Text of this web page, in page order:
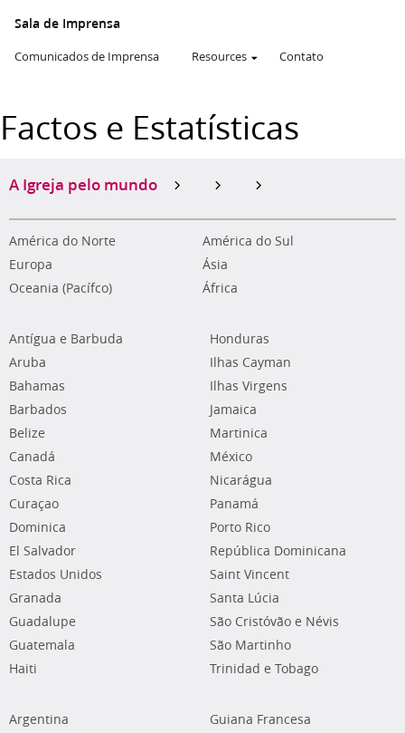
Sala de Imprensa
Comunicados de Imprensa Resources Contato
Factos e Estatísticas
A Igreja pelo mundo
América do Norte
América do Sul
Europa
Ásia
Oceania (Pacífco)
África
Antígua e Barbuda
Aruba
Bahamas
Barbados
Belize
Canadá
Costa Rica
Curaçao
Dominica
El Salvador
Estados Unidos
Granada
Guadalupe
Guatemala
Haiti
Honduras
Ilhas Cayman
Ilhas Virgens
Jamaica
Martinica
México
Nicarágua
Panamá
Porto Rico
República Dominicana
Saint Vincent
Santa Lúcia
São Cristóvão e Névis
São Martinho
Trinidad e Tobago
Argentina
Guiana Francesa